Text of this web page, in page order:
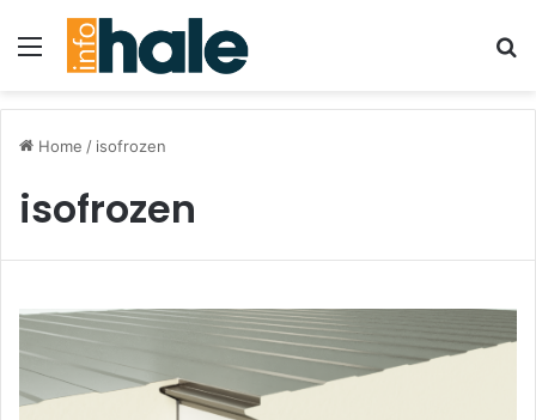
Menu
Home / isofrozen
isofrozen